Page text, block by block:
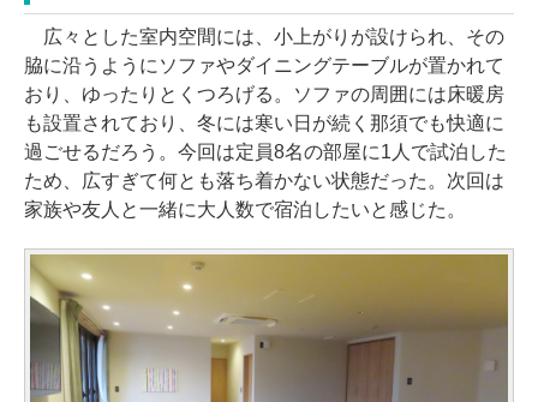
広々とした室内空間には、小上がりが設けられ、その
脇に沿うようにソファやダイニングテーブルが置かれて
おり、ゆったりとくつろげる。ソファの周囲には床暖房
も設置されており、冬には寒い日が続く那須でも快適に
過ごせるだろう。今回は定員8名の部屋に1人で試泊した
ため、広すぎて何とも落ち着かない状態だった。次回は
家族や友人と一緒に大人数で宿泊したいと感じた。